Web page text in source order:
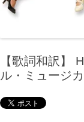
【歌詞和訳】
ル・ミュージ